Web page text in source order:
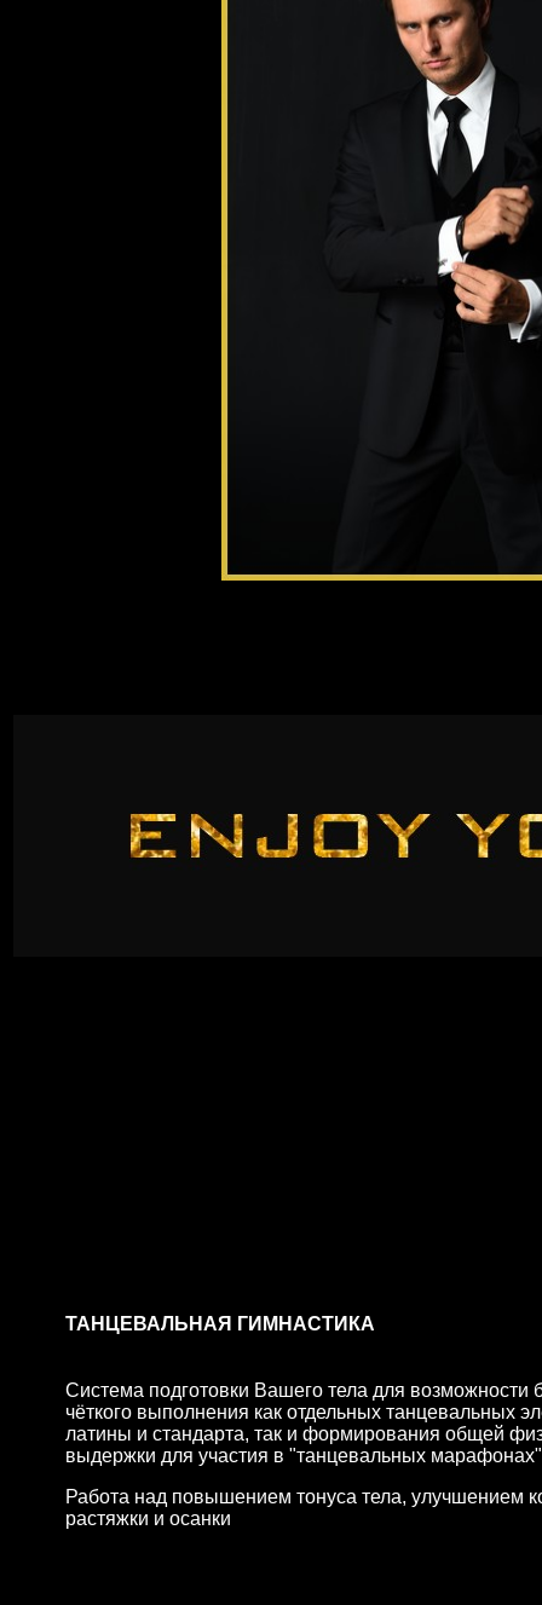
ТАНЦЕВАЛЬНАЯ ГИМНАСТИКА
Система подготовки Вашего тела для возможности
чёткого выполнения как отдельных танцевальных
латины и стандарта, так и формирования общей
выдержки для участия в "танцевальных
Работа над повышением тонуса тела, улучшением
растяжки и осанки